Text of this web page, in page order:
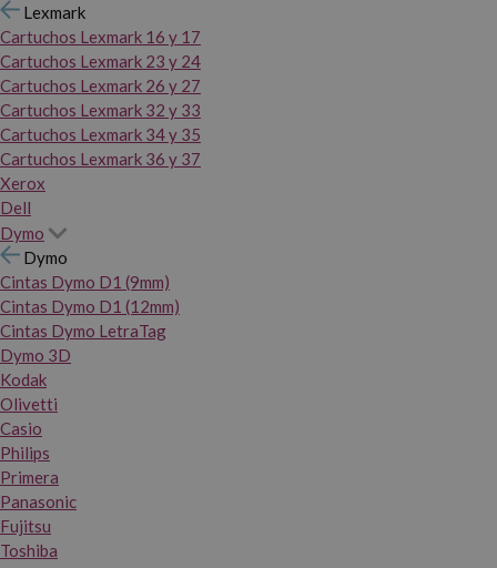
Lexmark
Cartuchos Lexmark 16 y 17
Cartuchos Lexmark 23 y 24
Cartuchos Lexmark 26 y 27
Cartuchos Lexmark 32 y 33
Cartuchos Lexmark 34 y 35
Cartuchos Lexmark 36 y 37
Xerox
Dell
Dymo
Dymo
Cintas Dymo D1 (9mm)
Cintas Dymo D1 (12mm)
Cintas Dymo LetraTag
Dymo 3D
Kodak
Olivetti
Casio
Philips
Primera
Panasonic
Fujitsu
Toshiba